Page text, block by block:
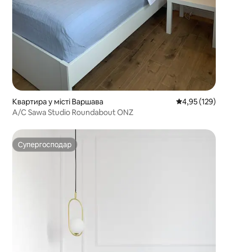
Квартира у місті Варшава Середня
4,95 (129)
A/C Sawa Studio Roundabout ONZ
Супергосподар
Супергосподар